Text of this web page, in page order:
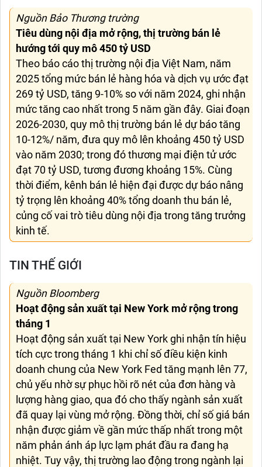
Nguồn Bảo Thương trường
Tiêu dùng nội địa mở rộng, thị trường bán lẻ
hướng tới quy mô 450 tỷ USD
Theo báo cáo thị trường nội địa Việt Nam, năm
2025 tổng mức bán lẻ hàng hóa và dịch vụ ước đạt
269 tỷ USD, tăng 9-10% so với năm 2024, ghi nhận
mức tăng cao nhất trong 5 năm gần đây. Giai đoạn
2026-2030, quy mô thị trường bán lẻ dự báo tăng
10-12%/ năm, đưa quy mô lên khoảng 450 tỷ USD
vào năm 2030; trong đó thương mại điện tử ước
đạt 70 tỷ USD, tương đương khoảng 15%. Cùng
thời điểm, kênh bán lẻ hiện đại được dự báo nâng
tỷ trọng lên khoảng 40% tổng doanh thu bán lẻ,
củng cố vai trò tiêu dùng nội địa trong tăng trưởng
kinh tế.
TIN THẾ GIỚI
Nguồn Bloomberg
Hoạt động sản xuất tại New York mở rộng trong
tháng 1
Hoạt động sản xuất tại New York ghi nhận tín hiệu
tích cực trong tháng 1 khi chỉ số điều kiện kinh
doanh chung của New York Fed tăng mạnh lên 77,
chủ yếu nhờ sự phục hồi rõ nét của đơn hàng và
lượng hàng giao, qua đó cho thấy ngành sản xuất
đã quay lại vùng mở rộng. Đồng thời, chỉ số giá bán
nhận được giảm về gần mức thấp nhất trong một
năm phản ánh áp lực lạm phát đầu ra đang hạ
nhiệt. Tuy vậy, thị trường lao động trong ngành lại